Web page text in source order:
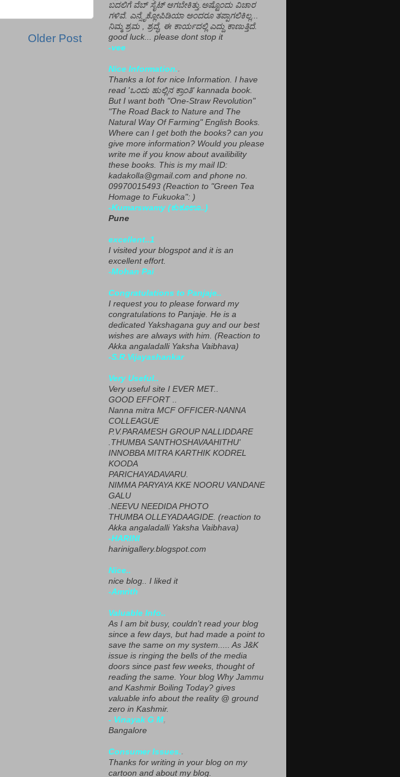
Older Post
ಬದಲಿಗೆ ವೆಬ್ ಸೈಟ್ ಆಗಬೇಕಿತ್ತು.ಅಷ್ಟೊಂದು ವಿಚಾರ
ಗಳಿವೆ. ಎನ್ಸೈಕ್ಲೋಪಿಡಿಯಾ ಅಂದರೂ ತಪ್ಪಾಗಲಿಕಿಲ್ಲ...
ನಿಮ್ಮ ಶ್ರಮ , ಶ್ರದ್ಧೆ, ಈ ಕಾರ್ಯದಲ್ಲಿ ಎದ್ದು ಕಾಣುತ್ತಿದೆ.
good luck... please dont stop it
-vee
Nice Information..
Thanks a lot for nice Information. I have
read 'ಒಂದು ಹುಲ್ಲಿನ ಕ್ರಾಂತಿ' kannada book.
But I want both "One-Straw Revolution"
"The Road Back to Nature and The
Natural Way Of Farming" English Books.
Where can I get both the books? can you
give more information? Would you please
write me if you know about availibility
these books. This is my mail ID:
kadakolla@gmail.com and phone no.
09970015493 (Reaction to "Green Tea
Homage to Fukuoka": )
-Kumarswamy (ಕುಕೂಊ..)
Pune
excellent..1
I visited your blogspot and it is an
excellent effort.
-Mohan Pai
Congratulations to Panjaje..
I request you to please forward my
congratulations to Panjaje. He is a
dedicated Yakshagana guy and our best
wishes are always with him. (Reaction to
Akka angaladalli Yaksha Vaibhava)
-S.R.Vijayashankar
Very Useful..
Very useful site I EVER MET..
GOOD EFFORT ..
Nanna mitra MCF OFFICER-NANNA
COLLEAGUE
P.V.PARAMESH GROUP NALLIDDARE
.THUMBA SANTHOSHAVAAHITHU'
INNOBBA MITRA KARTHIK KODREL
KOODA
PARICHAYADAVARU.
NIMMA PARYAYA KKE NOORU VANDANE
GALU
.NEEVU NEEDIDA PHOTO
THUMBA OLLEYADAAGIDE. (reaction to
Akka angaladalli Yaksha Vaibhava)
-HARINI
harinigallery.blogspot.com
Nice..
nice blog.. I liked it
-Amrith
Valuable Info..
As I am bit busy, couldn’t read your blog
since a few days, but had made a point to
save the same on my system..... As J&K
issue is ringing the bells of the media
doors since past few weeks, thought of
reading the same. Your blog Why Jammu
and Kashmir Boiling Today? gives
valuable info about the reality @ ground
zero in Kashmir.
- Vinayak G M,
Bangalore
Consumer Issues..
Thanks for writing in your blog on my
cartoon and about my blog.